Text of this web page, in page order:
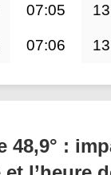
07:05
07:06
48,9° :